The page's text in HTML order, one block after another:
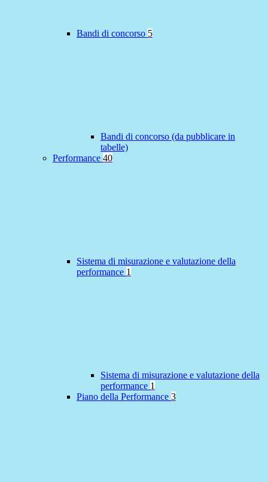
Bandi di concorso 5
Bandi di concorso (da pubblicare in
tabelle)
Performance 40
Sistema di misurazione e valutazione della
performance 1
Sistema di misurazione e valutazione della
performance 1
Piano della Performance 3